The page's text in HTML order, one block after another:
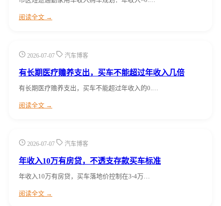
阅读全文 →
2026-07-07 汽车博客
有长期医疗赡养支出，买车不能超过年收入几倍
有长期医疗赡养支出，买车不能超过年收入的0.…
阅读全文 →
2026-07-07 汽车博客
年收入10万有房贷，不透支存款买车标准
年收入10万有房贷，买车落地价控制在3-4万…
阅读全文 →